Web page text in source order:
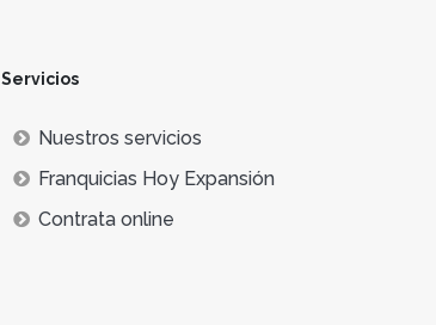
Servicios
Nuestros servicios
Franquicias Hoy Expansión
Contrata online